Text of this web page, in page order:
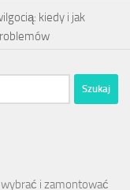
kiedy i jak
i zamontować